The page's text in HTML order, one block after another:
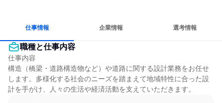
仕事情報 企業情報 選考情報
職種と仕事内容
仕事内容
構造（橋梁・道路構造物など）や道路に関する設計業務をお任せ
します。多様化する社会のニーズを踏まえて地域特性に合った設
計を手がけ、人々の生活や経済活動を支えていただきます。